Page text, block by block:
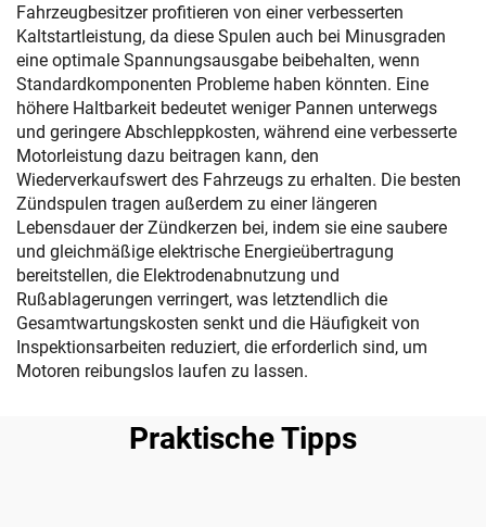
Fahrzeugbesitzer profitieren von einer verbesserten
Kaltstartleistung, da diese Spulen auch bei Minusgraden
eine optimale Spannungsausgabe beibehalten, wenn
Standardkomponenten Probleme haben könnten. Eine
höhere Haltbarkeit bedeutet weniger Pannen unterwegs
und geringere Abschleppkosten, während eine verbesserte
Motorleistung dazu beitragen kann, den
Wiederverkaufswert des Fahrzeugs zu erhalten. Die besten
Zündspulen tragen außerdem zu einer längeren
Lebensdauer der Zündkerzen bei, indem sie eine saubere
und gleichmäßige elektrische Energieübertragung
bereitstellen, die Elektrodenabnutzung und
Rußablagerungen verringert, was letztendlich die
Gesamtwartungskosten senkt und die Häufigkeit von
Inspektionsarbeiten reduziert, die erforderlich sind, um
Motoren reibungslos laufen zu lassen.
Praktische Tipps